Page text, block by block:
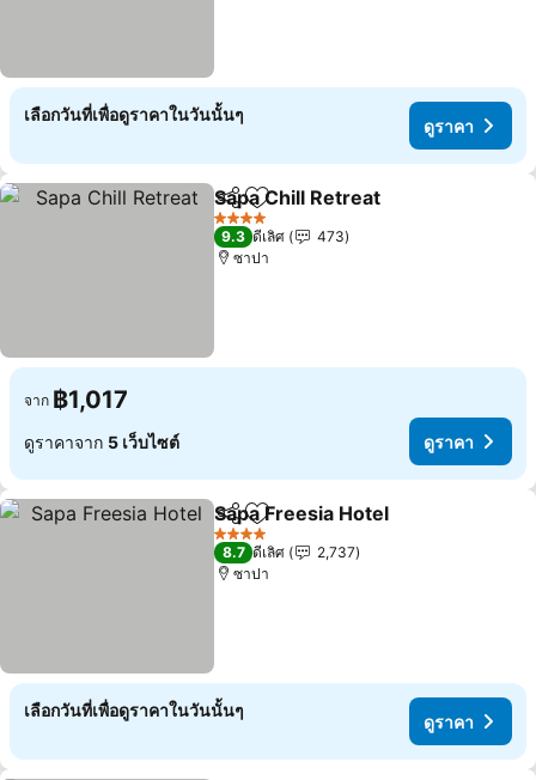
เลือกวันที่เพื่อดูราคาในวันนั้นๆ
ดูราคา
แชร์ เพิ่มในรายการโปรด
Sapa Chill Retreat
4 ดาว
9.3 ดีเลิศ
473
ซาปา
จาก ฿1,017
ดูราคาจาก 5 เว็บไซต์ ดูราคา
แชร์ เพิ่มในรายการโปรด
Sapa Freesia Hotel
4 ดาว
8.7 ดีเลิศ
2,737
ซาปา
เลือกวันที่เพื่อดูราคาในวันนั้นๆ
ดูราคา